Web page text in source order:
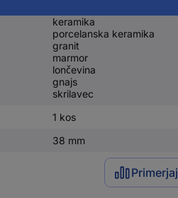
keramika
porcelanska keramika
granit
marmor
lončevina
gnajs
skrilavec
1 kos
38 mm
Primerjaj